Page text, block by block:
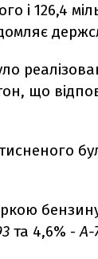
і 126,4
що
та 4,6% -А-